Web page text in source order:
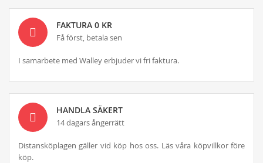
FAKTURA 0 KR
Få först, betala sen
I samarbete med Walley erbjuder vi fri faktura.
HANDLA SÄKERT
14 dagars ångerrätt
Distansköplagen gäller vid köp hos oss. Läs våra köpvillkor före
köp.